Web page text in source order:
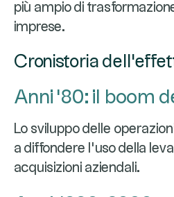
più ampio di
imprese.
Cronistoria
Anni '80: il boom
Lo sviluppo delle
a diffondere l'uso della
acquisizioni aziendali.